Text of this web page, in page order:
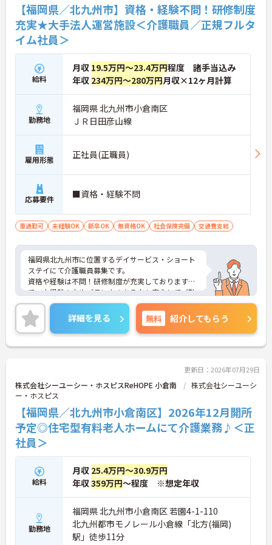
【福岡県／北九州市】資格・経験不問！研修制度
充実★大手法人運営施設＜介護職員／正規フルタ
イム社員＞
給料
月収 19.5万円～23.4万円程度 諸手当込み
年収 234万円～280万円月収×12ヶ月計算
勤務地
福岡県 北九州市小倉南区
ＪＲ日田彦山線
雇用形態 正社員(正職員)
応募要件 ■資格・経験不問
車通勤可 未経験OK 新卒OK 無資格OK 社会保険完備 交通費支給
福岡県北九州市に位置するデイサービス・ショート
ステイにて介護職員募集です。
資格や経験は不問！研修制度が充実しておりますの
で、未経験の方やブランクのある方も安心してご勤
務いただけます。
ご興味ある方には、面接対策ポイントなど、さらに
詳細をお話しいたしますのでお気軽にご相談くださ
い！
詳細を見る 無料 紹介してもらう
更新日：2026年07月29日
株式会社シーユーシー・ホスピスReHOPE 小倉南
株式会社シーユーシ
ー・ホスピス
【福岡県／北九州市小倉南区】2026年12月開所
予定◎住宅型有料老人ホームにて介護業務♪＜正
社員＞
給料
月収 25.4万円～30.9万円
年収359万円～程度 ※想定年収
勤務地
福岡県 北九州市小倉南区 若園4-1-110
北九州都市モノレール小倉線「北方(福岡)
駅」徒歩11分